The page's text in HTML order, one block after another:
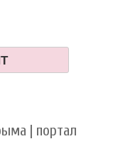
| портал